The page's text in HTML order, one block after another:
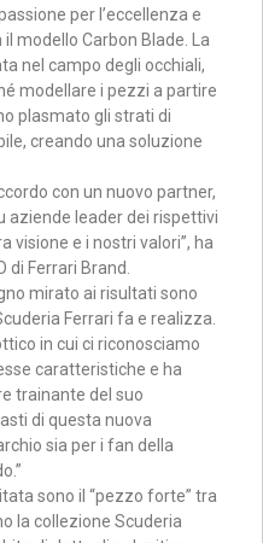
per l’eccellenza e
modello Carbon Blade. La
nel campo degli occhiali,
modellare i pezzi a partire
plasmato gli strati di
creando una soluzione
con un nuovo partner,
aziende leader dei rispettivi
visione e i nostri valori”, ha
di Ferrari Brand.
mirato ai risultati sono
Ferrari fa e realizza.
in cui ci riconosciamo
caratteristiche e ha
trainante del suo
di questa nuova
sia per i fan della
sono il “pezzo forte” tra
la collezione Scuderia